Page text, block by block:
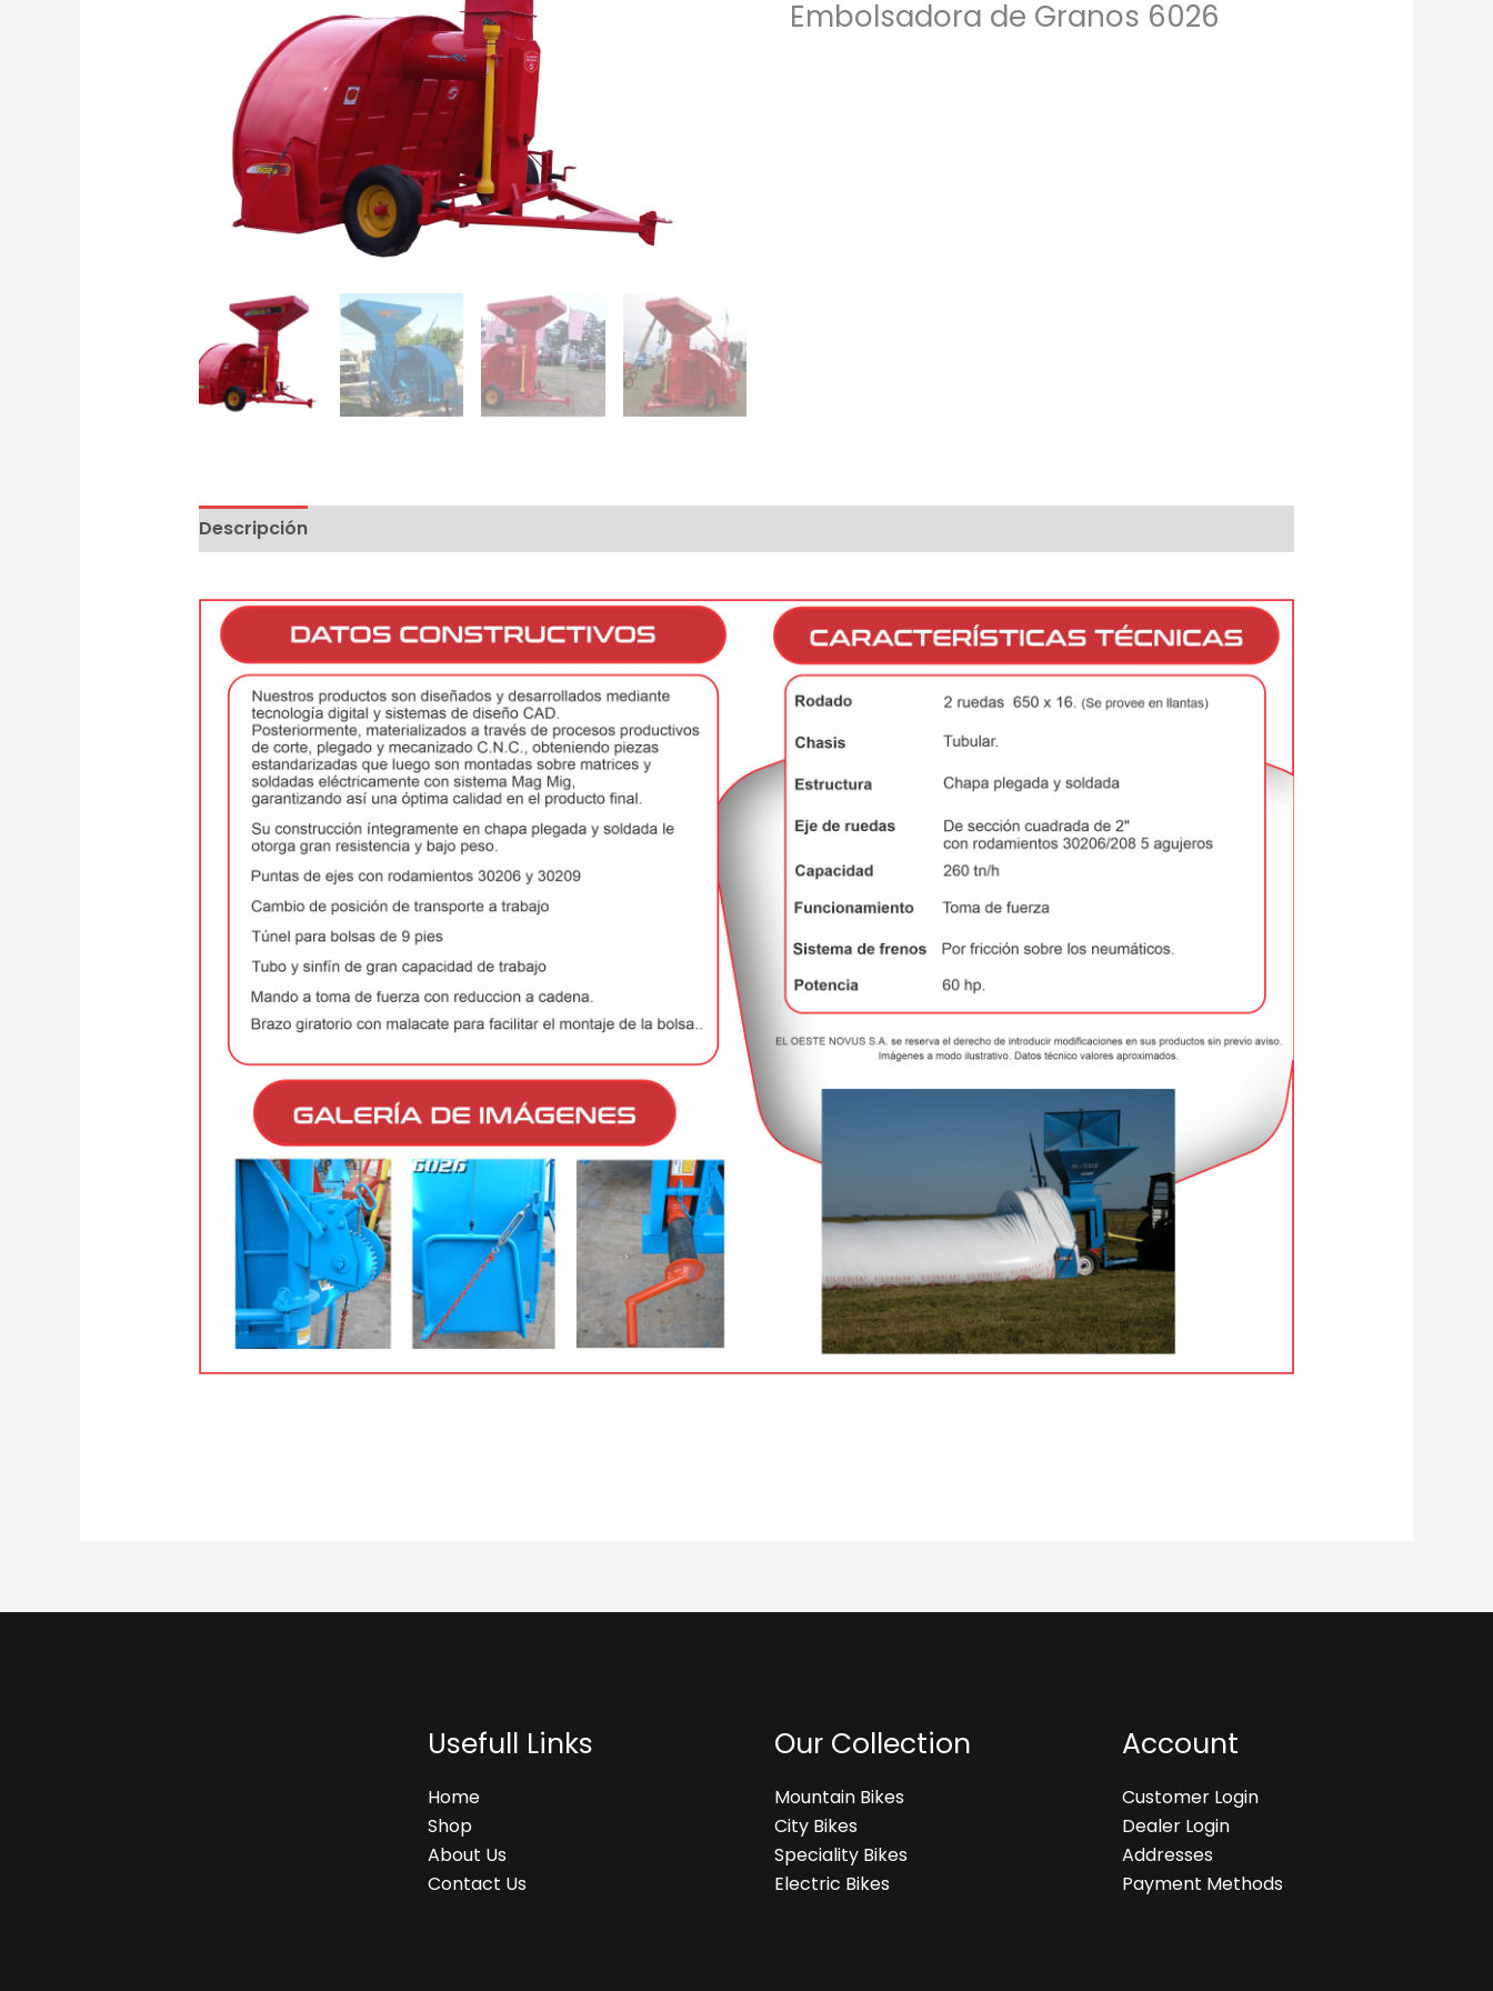
Embolsadora de Granos 6026
Descripción
Usefull Links
Home
Shop
About Us
Contact Us
Our Collection
Mountain Bikes
City Bikes
Speciality Bikes
Electric Bikes
Account
Customer Login
Dealer Login
Addresses
Payment Methods